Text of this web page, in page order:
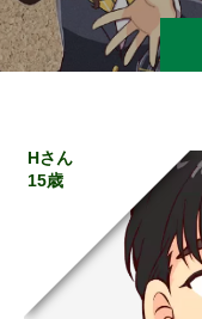
Hさん
15歳